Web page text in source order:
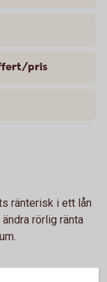
pris
ränterisk i ett lån
rörlig ränta